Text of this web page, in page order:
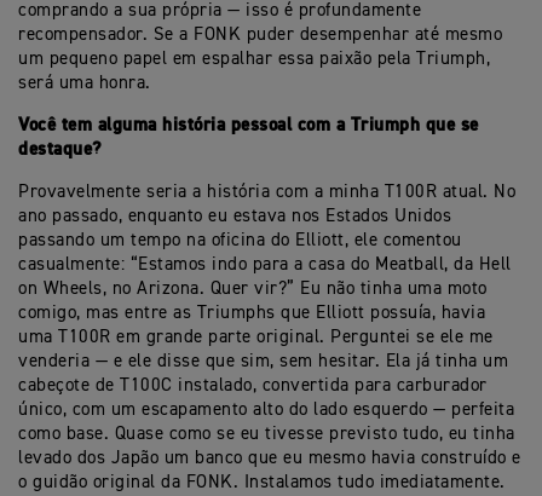
comprando a sua própria — isso é profundamente
recompensador. Se a FONK puder desempenhar até mesmo
um pequeno papel em espalhar essa paixão pela Triumph,
será uma honra.
Você tem alguma história pessoal com a Triumph que se
destaque?
Provavelmente seria a história com a minha T100R atual. No
ano passado, enquanto eu estava nos Estados Unidos
passando um tempo na oficina do Elliott, ele comentou
casualmente: “Estamos indo para a casa do Meatball, da Hell
on Wheels, no Arizona. Quer vir?” Eu não tinha uma moto
comigo, mas entre as Triumphs que Elliott possuía, havia
uma T100R em grande parte original. Perguntei se ele me
venderia — e ele disse que sim, sem hesitar. Ela já tinha um
cabeçote de T100C instalado, convertida para carburador
único, com um escapamento alto do lado esquerdo — perfeita
como base. Quase como se eu tivesse previsto tudo, eu tinha
levado dos Japão um banco que eu mesmo havia construído e
o guidão original da FONK. Instalamos tudo imediatamente.